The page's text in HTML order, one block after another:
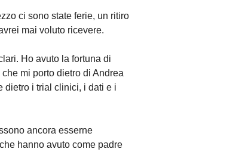
ci sono state ferie, un ritiro
mai voluto ricevere.
Ho avuto la fortuna di
mi porto dietro di Andrea
dietro i trial clinici, i dati e i
ancora esserne
hanno avuto come padre